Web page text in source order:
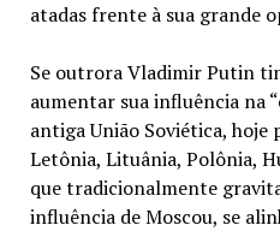
atadas frente à sua grande
Se outrora Vladimir Putin
aumentar sua influência na
antiga União Soviética, hoje
Letônia, Lituânia, Polônia,
que tradicionalmente
influência de Moscou, se